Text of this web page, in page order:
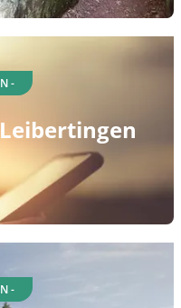
-
-